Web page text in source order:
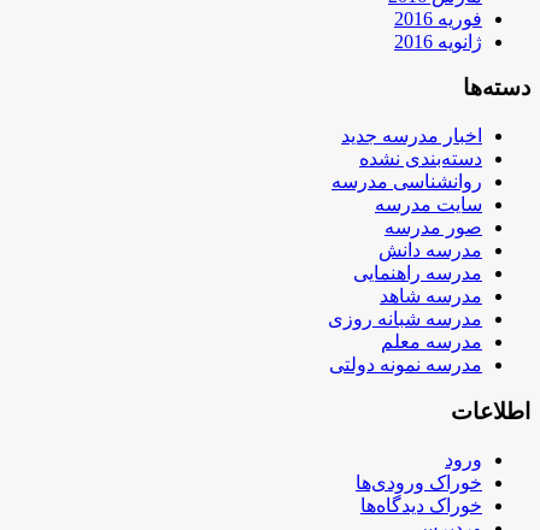
فوریه 2016
ژانویه 2016
دسته‌ها
اخبار مدرسه جدید
دسته‌بندی نشده
روانشناسی مدرسه
سایت مدرسه
صور مدرسه
مدرسه دانش
مدرسه راهنمایی
مدرسه شاهد
مدرسه شبانه روزی
مدرسه معلم
مدرسه نمونه دولتی
اطلاعات
ورود
خوراک ورودی‌ها
خوراک دیدگاه‌ها